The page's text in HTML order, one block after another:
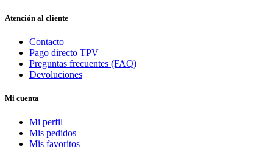
Atención al cliente
Contacto
Pago directo TPV
Preguntas frecuentes (FAQ)
Devoluciones
Mi cuenta
Mi perfil
Mis pedidos
Mis favoritos